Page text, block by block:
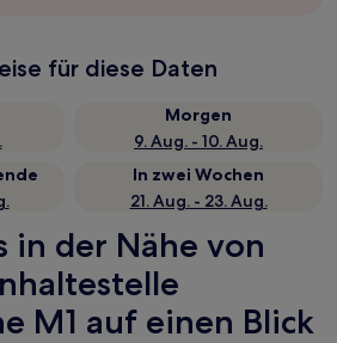
für diese Daten
Morgen
9. Aug. - 10. Aug.
In zwei Wochen
21. Aug. - 23. Aug.
in der Nähe von
M1 auf einen Blick